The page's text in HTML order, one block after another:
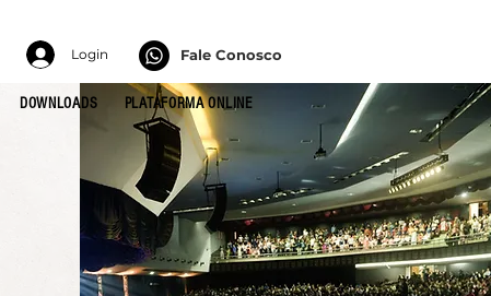
Fale Conosco
DOWNLOADS PLATAFORMA ONLINE
Login